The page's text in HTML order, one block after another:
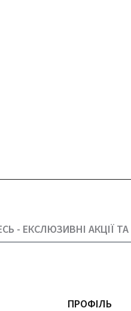
- ЕКСЛЮЗИВНІ АКЦІЇ
ПРОФІЛЬ